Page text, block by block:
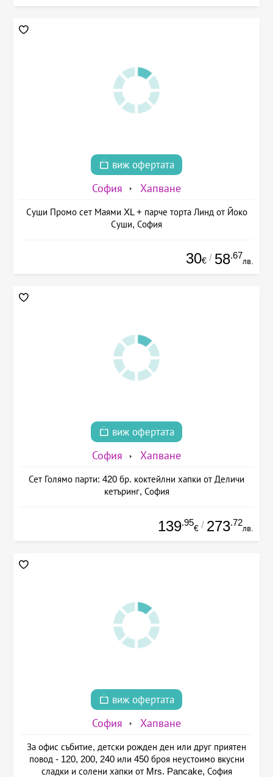
виж офертата
София Хапване
Суши Промо сет Маями XL + парче торта Линд от Йоко
Суши, София
30€ / 58.67
лв.
виж офертата
София Хапване
Сет Голямо парти: 420 бр. коктейлни хапки от Деличи
кетъринг, София
139.95
€ / 273.72
лв.
виж офертата
София Хапване
За офис събитие, детски рожден ден или друг приятен
повод - 120, 200, 240 или 450 броя неустоимо вкусни
сладки и солени хапки от Mrs. Pancake, София